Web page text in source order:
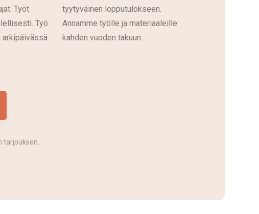
Työt
Työ
tyytyväinen lopputulokseen.
Annamme työlle ja materiaaleille
kahden vuoden takuun.